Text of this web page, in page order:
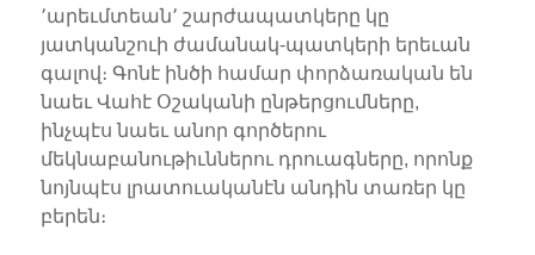
՚արեւմտեան՚ շարժապատկերը կը
յատկանշուի ժամանակ-պատկերի երեւան
գալով։ Գոնէ ինծի համար փորձառական են
նաեւ Վահէ Օշականի ընթերցումները,
ինչպէս նաեւ անոր գործերու
մեկնաբանութիւններու դրուագները, որոնք
նոյնպէս լրատուականէն անդին տառեր կը
բերեն։